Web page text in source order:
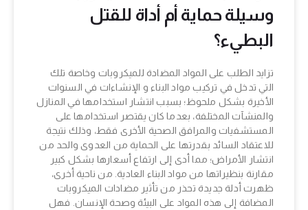
وسيلة حماية أم أداة للقتل
البطيء؟
تزايد الطلب على المواد المضادة للميكروبات وخاصة تلك
التي تدخل في تركيب مواد البناء و الإنشاءات في السنوات
الأخيرة بشكل ملحوظ؛ بسبب انتشار استخدامها في المنازل
والمنشآت المختلفة، بعدما كان يقتصر استخدامها على
المستشفيات والمرافق الصحية الأخرى فقط، وذلك نتيجة
للاعتقاد السائد بقدرتها على الحماية من العدوى والحد من
انتشار الأمراض؛ مما أدى إلى ارتفاع أسعارها بشكل كبير
مقارنة بنظيراتها من مواد البناء العادية. من ناحية أخرى،
ظهرت أدلة جديدة تحذر من تأثير مضادات الميكروبات
المضافة إلى هذه المواد على البيئة وصحة الإنسان. فهل